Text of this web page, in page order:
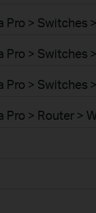
Pro > Switches
Pro > Switches
Pro > Switches
> Router >